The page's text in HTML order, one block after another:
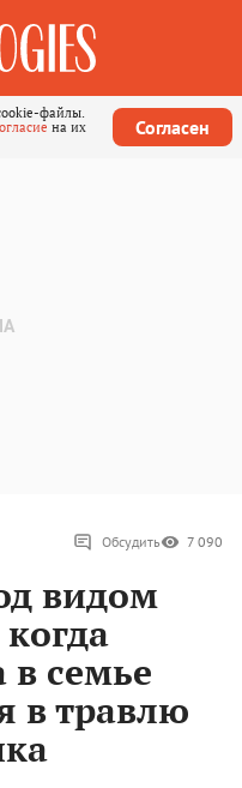
файлы.
на их
Согласен
Обсудить 7 090
видом
в семье
в травлю